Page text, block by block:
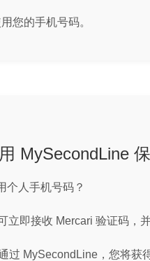
您的手机号码。
用 MySecondLine
个人手机号码？
即接收 Mercari 验证码，
过 MySecondLine，您将